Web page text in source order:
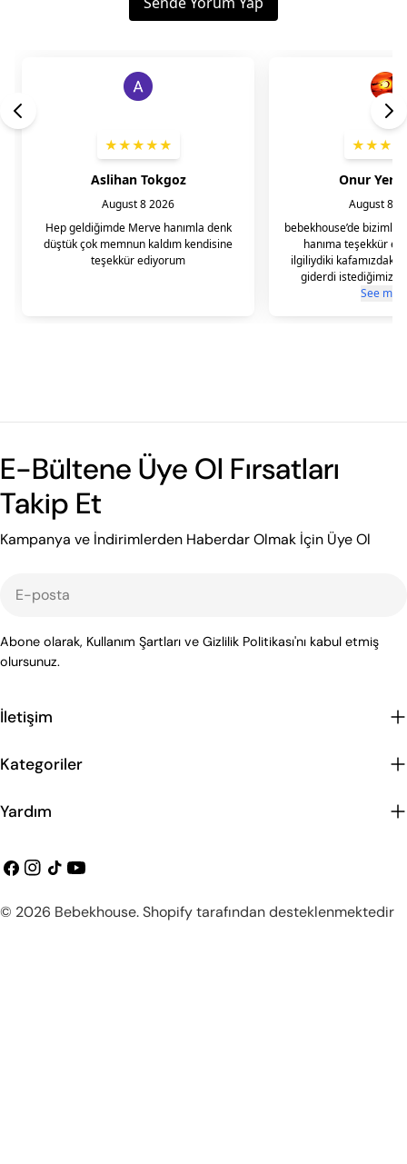
E-Bültene Üye Ol Fırsatları
Takip Et
Kampanya ve İndirimlerden Haberdar Olmak İçin Üye Ol
posta
Abone olarak, Kullanım Şartları ve Gizlilik Politikası'nı kabul etmiş
olursunuz.
İletişim
Kategoriler
Yardım
Facebook
instagram
TiktokYoutube
© 2026 Bebekhouse.Shopify tarafından desteklenmektedir
Ödeme